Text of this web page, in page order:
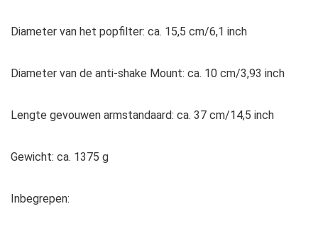
Diameter van het popfilter: ca. 15,5 cm/6,1 inch
Diameter van de anti-shake Mount: ca. 10 cm/3,93 inch
Lengte gevouwen armstandaard: ca. 37 cm/14,5 inch
Gewicht: ca. 1375 g
Inbegrepen: